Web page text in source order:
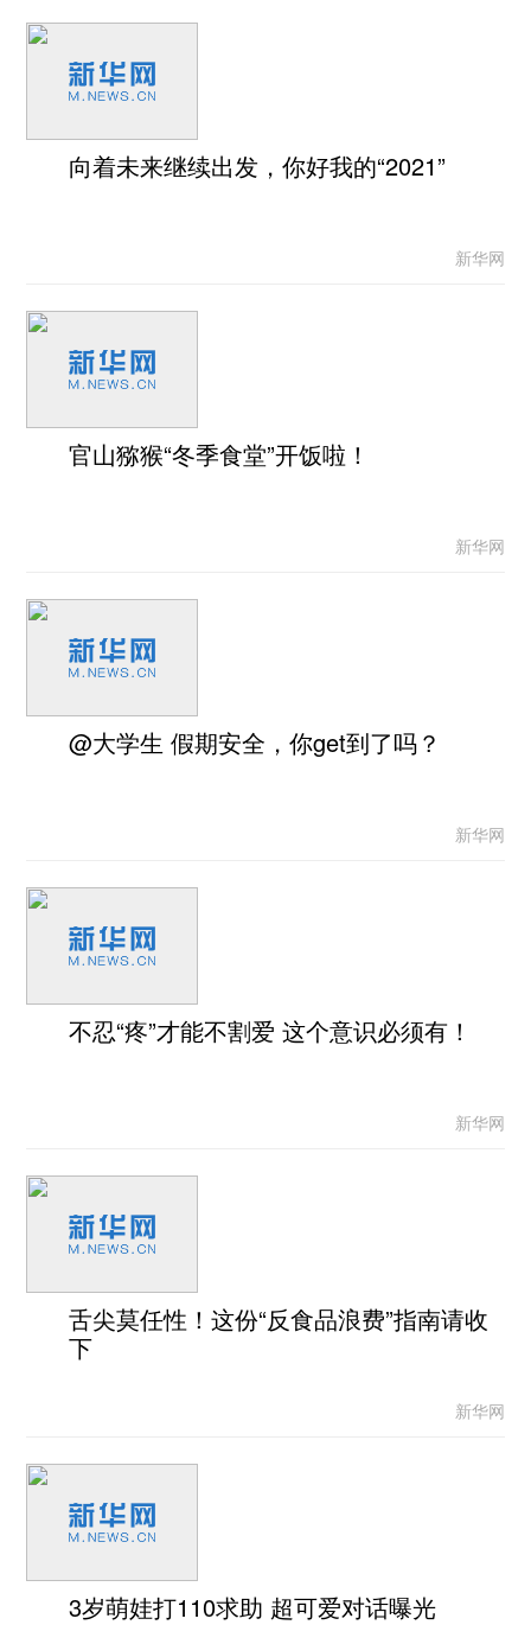
向着未来继续出发，你好我的“2021”
新华网
官山猕猴“冬季食堂”开饭啦！
新华网
@大学生 假期安全，你get到了吗？
新华网
不忍“疼”才能不割爱 这个意识必须有！
新华网
舌尖莫任性！这份“反食品浪费”指南请收
下
新华网
3岁萌娃打110求助 超可爱对话曝光